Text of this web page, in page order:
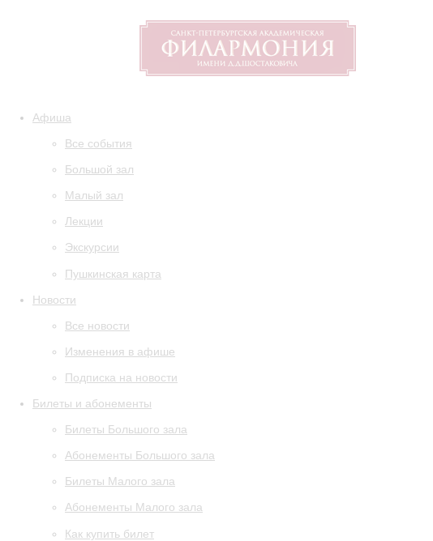
Афиша
Все события
Большой зал
Малый зал
Лекции
Экскурсии
Пушкинская карта
Новости
Все новости
Изменения в афише
Подписка на новости
Билеты и абонементы
Билеты Большого зала
Абонементы Большого зала
Билеты Малого зала
Абонементы Малого зала
Как купить билет